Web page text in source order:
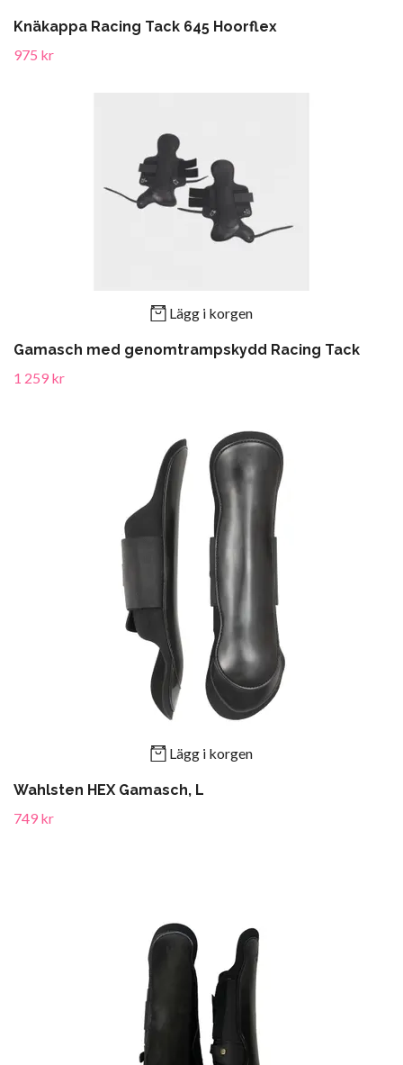
Knäkappa Racing Tack 645 Hoorflex
975 kr
Lägg i korgen
Gamasch med genomtrampskydd Racing Tack
1 259 kr
Lägg i korgen
Wahlsten HEX Gamasch, L
749 kr